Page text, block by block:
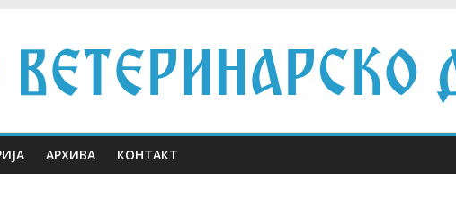
АРХИВА КОНТАКТ